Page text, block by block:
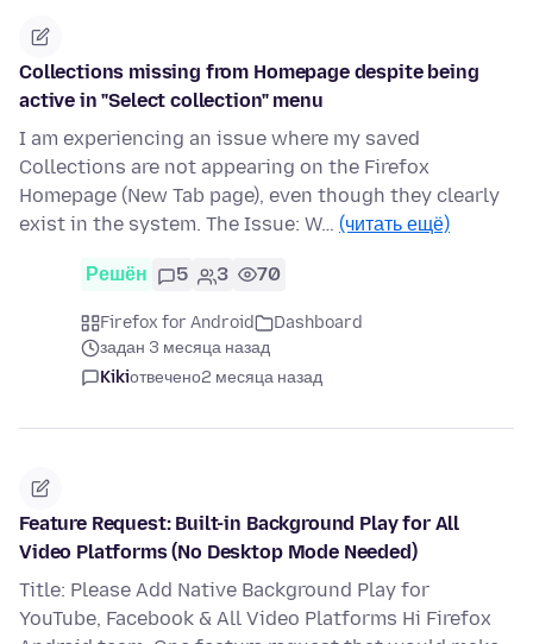
Collections missing from Homepage despite being
active in "Select collection" menu
I am experiencing an issue where my saved
Collections are not appearing on the Firefox
Homepage (New Tab page), even though they clearly
exist in the system. The Issue: W… (читать ещё)
Решён 5 3 70
Firefox for Android
Dashboard
задан 3 месяца назад
Kikiотвечено2 месяца назад
Feature Request: Built-in Background Play for All
Video Platforms (No Desktop Mode Needed)
Title: Please Add Native Background Play for
YouTube, Facebook & All Video Platforms Hi Firefox